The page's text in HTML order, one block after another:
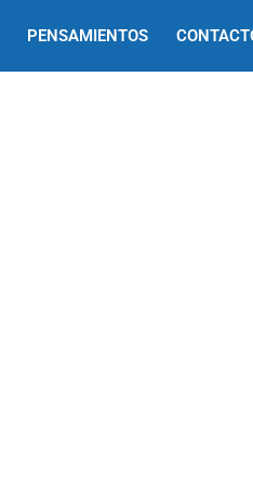
PENSAMIENTOS